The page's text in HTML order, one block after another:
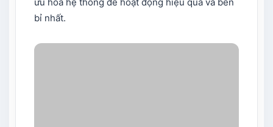
ưu hóa hệ thống để hoạt động hiệu quả và bền
bỉ nhất.